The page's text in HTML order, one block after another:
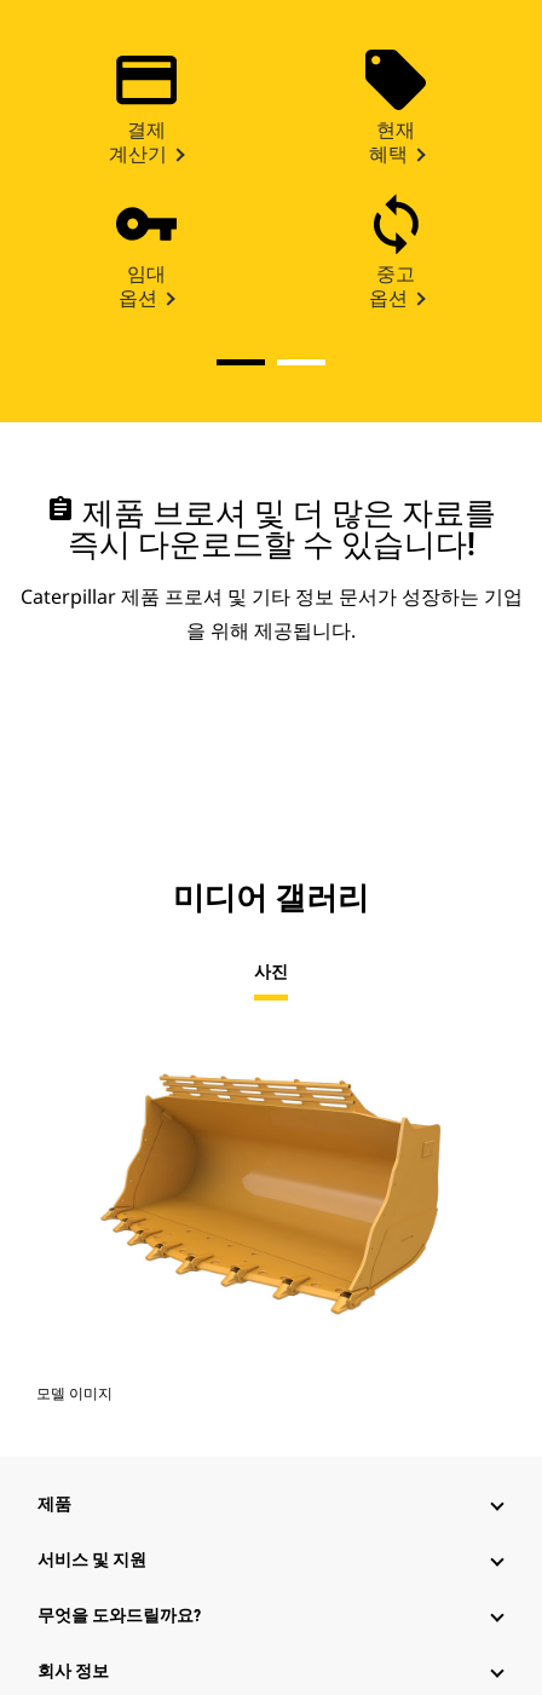
결제
계산기
현재
혜택
임대
옵션
중고
옵션
assignment 제품 브로셔 및 더 많은 자료를
즉시 다운로드할 수 있습니다!
Caterpillar 제품 프로셔 및 기타 정보 문서가 성장하는 기업
을 위해 제공됩니다.
미디어 갤러리
사진
모델 이미지
제품
서비스 및 지원
무엇을 도와드릴까요?
회사 정보